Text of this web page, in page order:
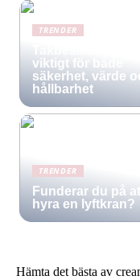
TRENDER
viktigt för både
säkerhet, värde
hållbarhet
TRENDER
Funderar du på
hyra en lyftkran?
Hämta det bästa av